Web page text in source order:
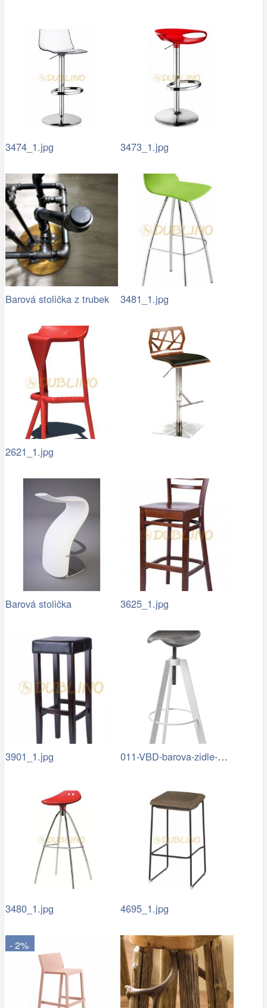
3474_1.jpg 3473_1.jpg
Barová stolička z trubek 3481_1.jpg
2621_1.jpg
Barová stolička 3625_1.jpg
3901_1.jpg 011-VBD-barova-zidle-B01-4.jpg
3480_1.jpg 4695_1.jpg
- 2%